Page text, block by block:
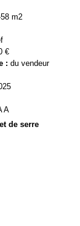
m2
€
: du vendeur
A
de serre